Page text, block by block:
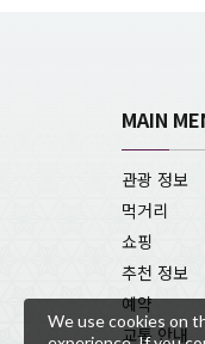
MAIN
관광 정보
먹거리
쇼핑
추천 정보
예약
교통 안내
We use cookies on